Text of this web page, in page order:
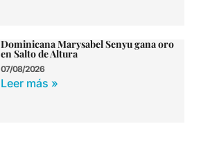
Dominicana Marysabel Senyu gana oro
en Salto de Altura
07/08/2026
Leer más »